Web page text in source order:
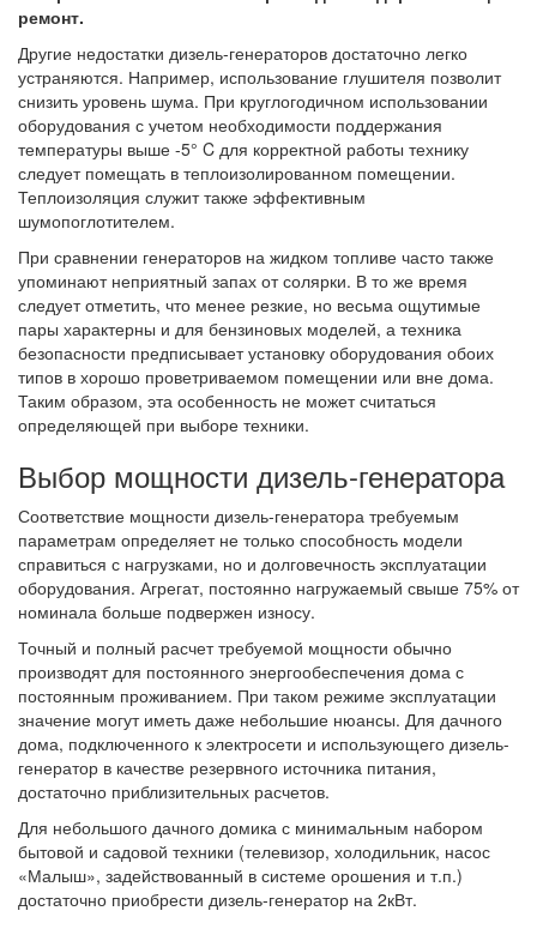
ремонт.
Другие недостатки дизель-генераторов достаточно легко
устраняются. Например, использование глушителя позволит
снизить уровень шума. При круглогодичном использовании
оборудования с учетом необходимости поддержания
температуры выше -5° C для корректной работы технику
следует помещать в теплоизолированном помещении.
Теплоизоляция служит также эффективным
шумопоглотителем.
При сравнении генераторов на жидком топливе часто также
упоминают неприятный запах от солярки. В то же время
следует отметить, что менее резкие, но весьма ощутимые
пары характерны и для бензиновых моделей, а техника
безопасности предписывает установку оборудования обоих
типов в хорошо проветриваемом помещении или вне дома.
Таким образом, эта особенность не может считаться
определяющей при выборе техники.
Выбор мощности дизель-генератора
Соответствие мощности дизель-генератора требуемым
параметрам определяет не только способность модели
справиться с нагрузками, но и долговечность эксплуатации
оборудования. Агрегат, постоянно нагружаемый свыше 75% от
номинала больше подвержен износу.
Точный и полный расчет требуемой мощности обычно
производят для постоянного энергообеспечения дома с
постоянным проживанием. При таком режиме эксплуатации
значение могут иметь даже небольшие нюансы. Для дачного
дома, подключенного к электросети и использующего дизель-
генератор в качестве резервного источника питания,
достаточно приблизительных расчетов.
Для небольшого дачного домика с минимальным набором
бытовой и садовой техники (телевизор, холодильник, насос
«Малыш», задействованный в системе орошения и т.п.)
достаточно приобрести дизель-генератор на 2кВт.